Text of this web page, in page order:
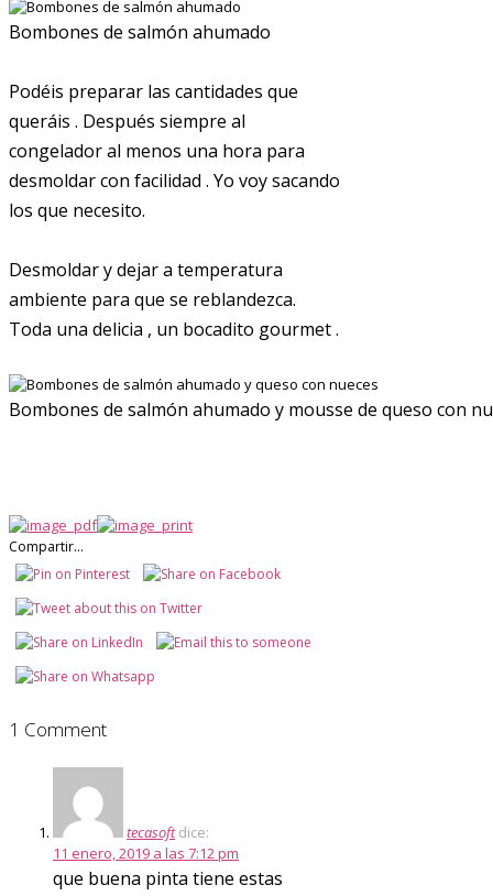
Bombones de salmón ahumado
Podéis preparar las cantidades que
queráis . Después siempre al
congelador al menos una hora para
desmoldar con facilidad . Yo voy sacando
los que necesito.
Desmoldar y dejar a temperatura
ambiente para que se reblandezca.
Toda una delicia , un bocadito gourmet .
Bombones de salmón ahumado y mousse de queso con
Compartir...
1 Comment
tecasoft dice:
11 enero, 2019 a las 7:12 pm
que buena pinta tiene estas